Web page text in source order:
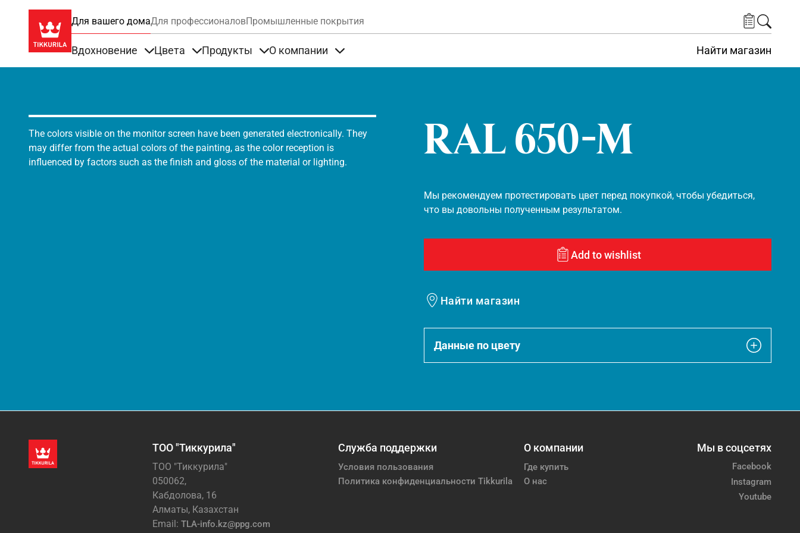
Для вашего домаДля профессионаловПромышленные покрытия
Вдохновение Цвета Продукты О компании Найти магазин
RAL 650-M
The colors visible on the monitor screen have been generated electronically. They
may differ from the actual colors of the painting, as the color reception is
influenced by factors such as the finish and gloss of the material or lighting.
Мы рекомендуем протестировать цвет перед покупкой, чтобы убедиться,
что вы довольны полученным результатом.
Add to wishlist
Найти магазин
Данные по цвету
ТОО "Тиккурила"
ТОО "Тиккурила"
050062,
Кабдолова, 16
Алматы, Казахстан
Email: TLA-info.kz@ppg.com
Служба поддержки
Условия пользования
Политика конфиденциальности Tikkurila
О компании
Где купить
О нас
Мы в соцсетях
Facebook
Instagram
Youtube